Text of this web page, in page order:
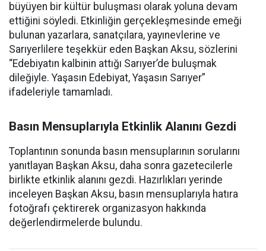
büyüyen bir kültür buluşması olarak yoluna devam
ettiğini söyledi. Etkinliğin gerçekleşmesinde emeği
bulunan yazarlara, sanatçılara, yayınevlerine ve
Sarıyerlilere teşekkür eden Başkan Aksu, sözlerini
“Edebiyatın kalbinin attığı Sarıyer’de buluşmak
dileğiyle. Yaşasın Edebiyat, Yaşasın Sarıyer”
ifadeleriyle tamamladı.
Basın Mensuplarıyla Etkinlik Alanını Gezdi
Toplantının sonunda basın mensuplarının sorularını
yanıtlayan Başkan Aksu, daha sonra gazetecilerle
birlikte etkinlik alanını gezdi. Hazırlıkları yerinde
inceleyen Başkan Aksu, basın mensuplarıyla hatıra
fotoğrafı çektirerek organizasyon hakkında
değerlendirmelerde bulundu.